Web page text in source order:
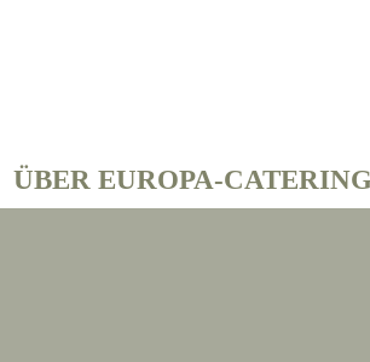
ÜBER EUROPA-